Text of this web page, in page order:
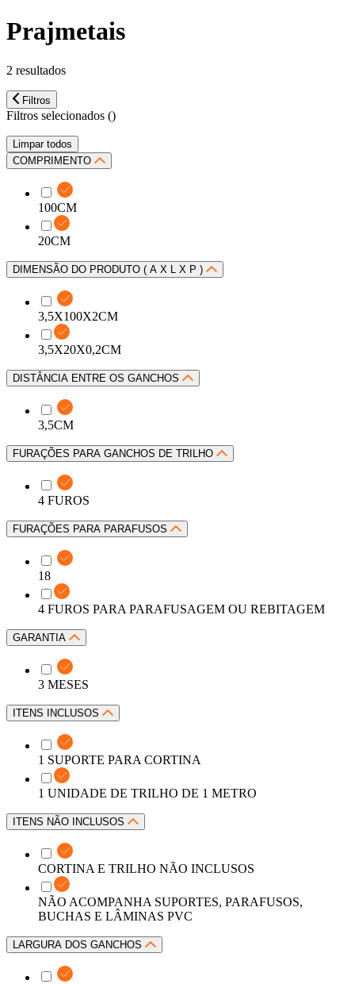
Prajmetais
2 resultados
Filtros
Filtros selecionados ()
Limpar todos
COMPRIMENTO
100CM
20CM
DIMENSÃO DO PRODUTO ( A X L X P )
3,5X100X2CM
3,5X20X0,2CM
DISTÂNCIA ENTRE OS GANCHOS
3,5CM
FURAÇÕES PARA GANCHOS DE TRILHO
4 FUROS
FURAÇÕES PARA PARAFUSOS
18
4 FUROS PARA PARAFUSAGEM OU REBITAGEM
GARANTIA
3 MESES
ITENS INCLUSOS
1 SUPORTE PARA CORTINA
1 UNIDADE DE TRILHO DE 1 METRO
ITENS NÃO INCLUSOS
CORTINA E TRILHO NÃO INCLUSOS
NÃO ACOMPANHA SUPORTES, PARAFUSOS,
BUCHAS E LÂMINAS PVC
LARGURA DOS GANCHOS